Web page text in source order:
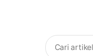
Search
for: